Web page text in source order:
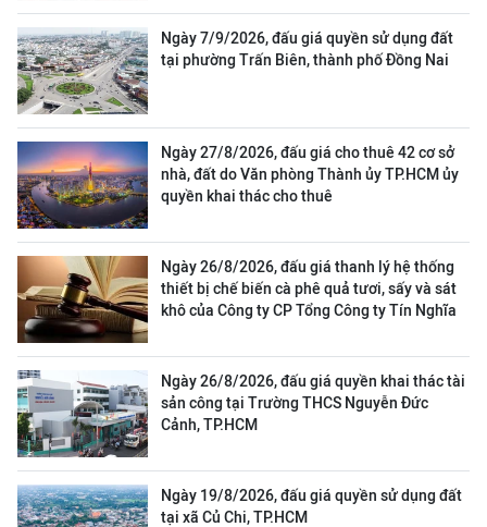
Ngày 7/9/2026, đấu giá quyền sử dụng đất
tại phường Trấn Biên, thành phố Đồng Nai
Ngày 27/8/2026, đấu giá cho thuê 42 cơ sở
nhà, đất do Văn phòng Thành ủy TP.HCM ủy
quyền khai thác cho thuê
Ngày 26/8/2026, đấu giá thanh lý hệ thống
thiết bị chế biến cà phê quả tươi, sấy và sát
khô của Công ty CP Tổng Công ty Tín Nghĩa
Ngày 26/8/2026, đấu giá quyền khai thác tài
sản công tại Trường THCS Nguyễn Đức
Cảnh, TP.HCM
Ngày 19/8/2026, đấu giá quyền sử dụng đất
tại xã Củ Chi, TP.HCM